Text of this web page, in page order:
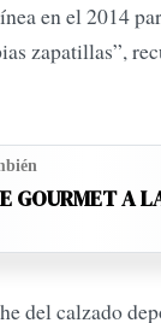
en el 2014
zapatillas”,
GOURMET A
del calzado